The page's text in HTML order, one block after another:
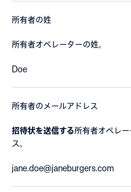
所有者の姓
所有者オペレーターの姓。
Doe
所有者のメールアドレス
招待状を送信する所有者オペレ
ス。
jane.doe@janeburgers.com